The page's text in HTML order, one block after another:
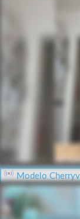
Modelo